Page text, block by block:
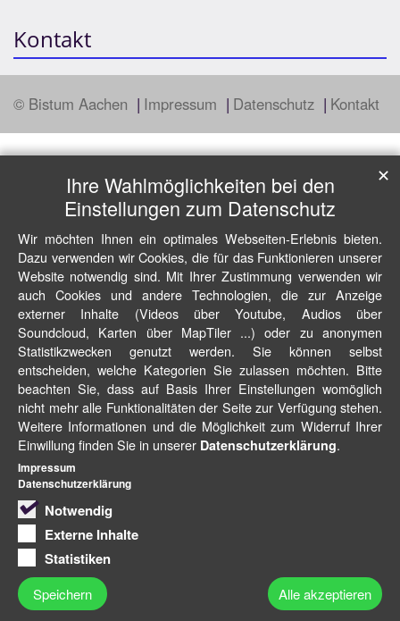
Kontakt
© Bistum Aachen Impressum Datenschutz Kontakt
Ihre Wahlmöglichkeiten bei den
Einstellungen zum Datenschutz
Wir möchten Ihnen ein optimales Webseiten-Erlebnis bieten.
Dazu verwenden wir Cookies, die für das Funktionieren unserer
Website notwendig sind. Mit Ihrer Zustimmung verwenden wir
auch Cookies und andere Technologien, die zur Anzeige
externer Inhalte (Videos über Youtube, Audios über
Soundcloud, Karten über MapTiler ...) oder zu anonymen
Statistikzwecken genutzt werden. Sie können selbst
entscheiden, welche Kategorien Sie zulassen möchten. Bitte
beachten Sie, dass auf Basis Ihrer Einstellungen womöglich
nicht mehr alle Funktionalitäten der Seite zur Verfügung stehen.
Weitere Informationen und die Möglichkeit zum Widerruf Ihrer
Einwillung finden Sie in unserer Datenschutzerklärung.
Notwendig
Externe Inhalte
Statistiken
Speichern Alle akzeptieren
✕
Impressum
Datenschutzerklärung